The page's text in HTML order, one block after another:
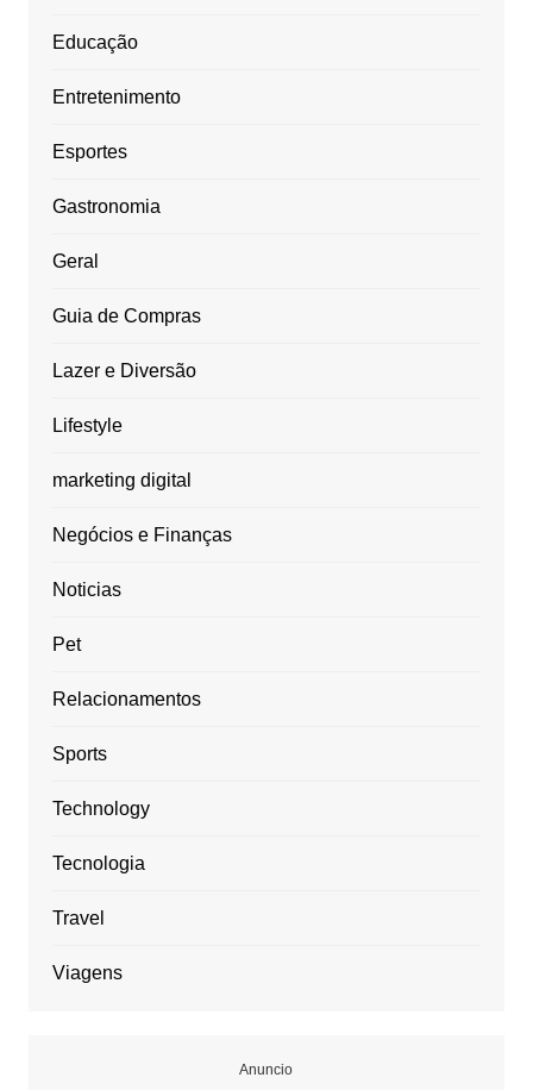
Educação
Entretenimento
Esportes
Gastronomia
Geral
Guia de Compras
Lazer e Diversão
Lifestyle
marketing digital
Negócios e Finanças
Noticias
Pet
Relacionamentos
Sports
Technology
Tecnologia
Travel
Viagens
Anuncio